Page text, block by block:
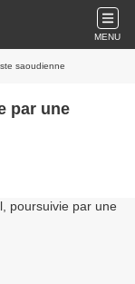
MENU
saoudienne
par une